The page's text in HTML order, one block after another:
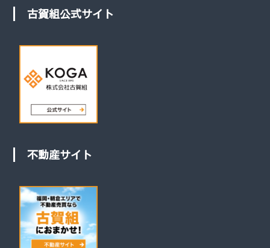
古賀組公式サイト
不動産サイト